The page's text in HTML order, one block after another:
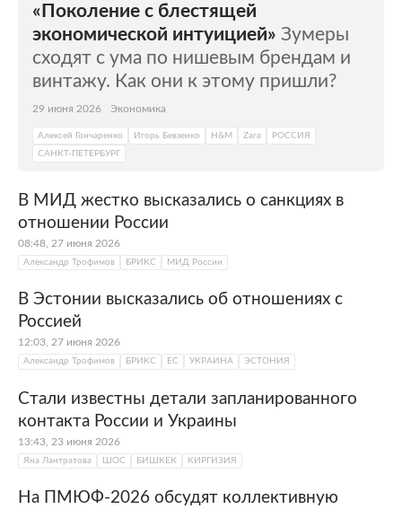
«Поколение с блестящей
экономической интуицией» Зумеры
сходят с ума по нишевым брендам и
винтажу. Как они к этому пришли?
29 июня 2026 Экономика
Алексей Гончаренко Игорь Бевзенко H&M Zara
РОССИЯ
САНКТ-ПЕТЕРБУРГ
В МИД жестко высказались о санкциях в
отношении России
08:48, 27 июня 2026
Александр Трофимов БРИКС МИД России
В Эстонии высказались об отношениях с
Россией
12:03, 27 июня 2026
Александр Трофимов БРИКС ЕС УКРАИНА ЭСТОНИЯ
Стали известны детали запланированного
контакта России и Украины
13:43, 23 июня 2026
Яна Лантратова ШОС БИШКЕК КИРГИЗИЯ
На ПМЮФ-2026 обсудят коллективную